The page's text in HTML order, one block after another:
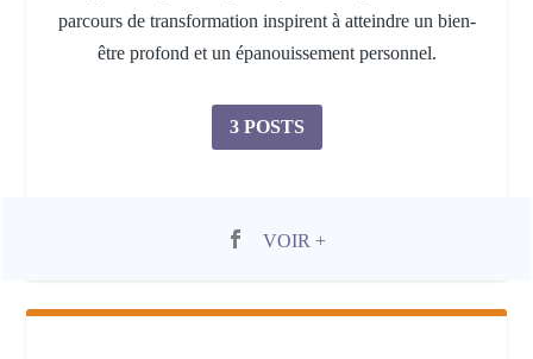
parcours de transformation inspirent à atteindre un bien-
être profond et un épanouissement personnel.
3 POSTS
VOIR +